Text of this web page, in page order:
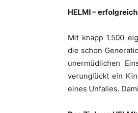
HELMI –
Mit knapp 1.500
die schon
unermüdlichen
verunglückt ein
eines Unfalles.